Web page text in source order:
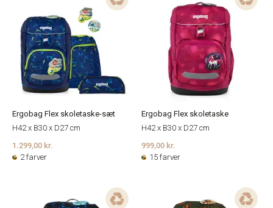
Ergobag Flex skoletaske-sæt
H42 x B30 x D27 cm
1.299,00 kr.
2 farver
Ergobag Flex skoletaske
H42 x B30 x D27 cm
999,00 kr.
15 farver